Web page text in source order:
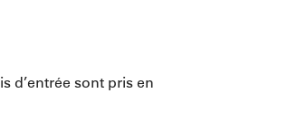
d’entrée sont pris en